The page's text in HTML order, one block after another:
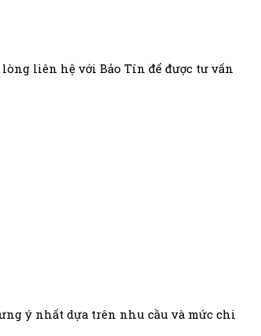
liên hệ với Bảo Tín để được tư vấn
ý nhất dựa trên nhu cầu và mức chi